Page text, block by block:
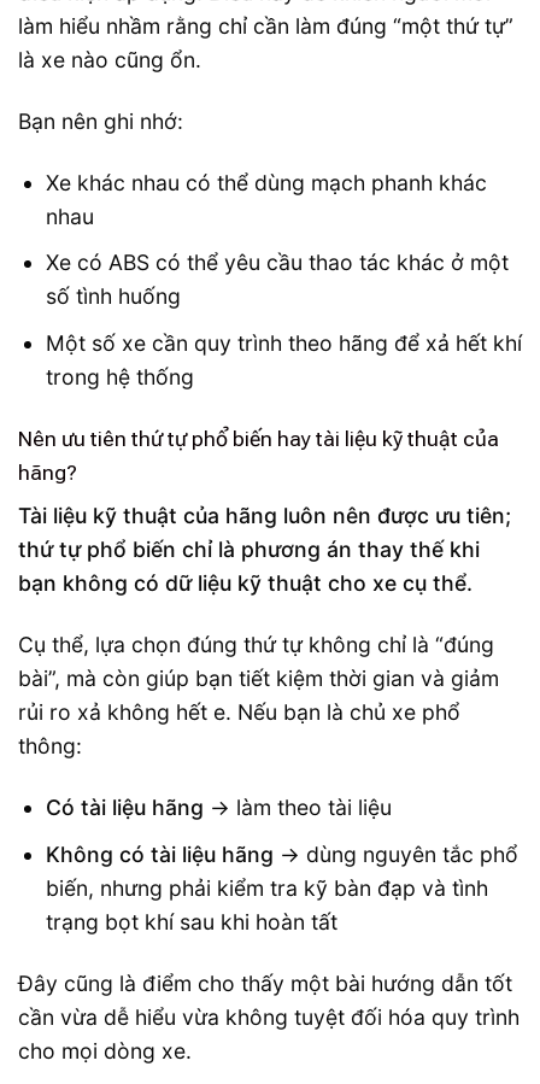
làm hiểu nhầm rằng chỉ cần làm đúng “một thứ tự”
là xe nào cũng ổn.
Bạn nên ghi nhớ:
Xe khác nhau có thể dùng mạch phanh khác
nhau
Xe có ABS có thể yêu cầu thao tác khác ở một
số tình huống
Một số xe cần quy trình theo hãng để xả hết khí
trong hệ thống
Nên ưu tiên thứ tự phổ biến hay tài liệu kỹ thuật của
hãng?
Tài liệu kỹ thuật của hãng luôn nên được ưu tiên;
thứ tự phổ biến chỉ là phương án thay thế khi
bạn không có dữ liệu kỹ thuật cho xe cụ thể.
Cụ thể, lựa chọn đúng thứ tự không chỉ là “đúng
bài”, mà còn giúp bạn tiết kiệm thời gian và giảm
rủi ro xả không hết e. Nếu bạn là chủ xe phổ
thông:
Có tài liệu hãng → làm theo tài liệu
Không có tài liệu hãng → dùng nguyên tắc phổ
biến, nhưng phải kiểm tra kỹ bàn đạp và tình
trạng bọt khí sau khi hoàn tất
Đây cũng là điểm cho thấy một bài hướng dẫn tốt
cần vừa dễ hiểu vừa không tuyệt đối hóa quy trình
cho mọi dòng xe.